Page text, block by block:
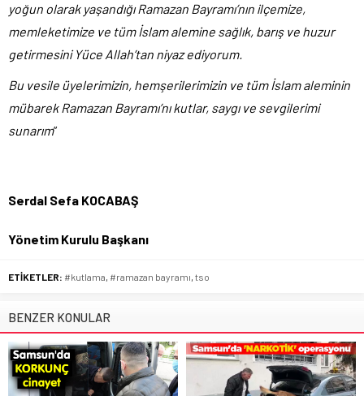
yoğun olarak yaşandığı Ramazan Bayramı’nın ilçemize,
memleketimize ve tüm İslam alemine sağlık, barış ve huzur
getirmesini Yüce Allah’tan niyaz ediyorum.
Bu vesile üyelerimizin, hemşerilerimizin ve tüm İslam aleminin
mübarek Ramazan Bayramı’nı kutlar, saygı ve sevgilerimi
sunarım”
Serdal Sefa KOCABAŞ
Yönetim Kurulu Başkanı
ETİKETLER: #kutlama, #ramazan bayramı, tso
BENZER KONULAR